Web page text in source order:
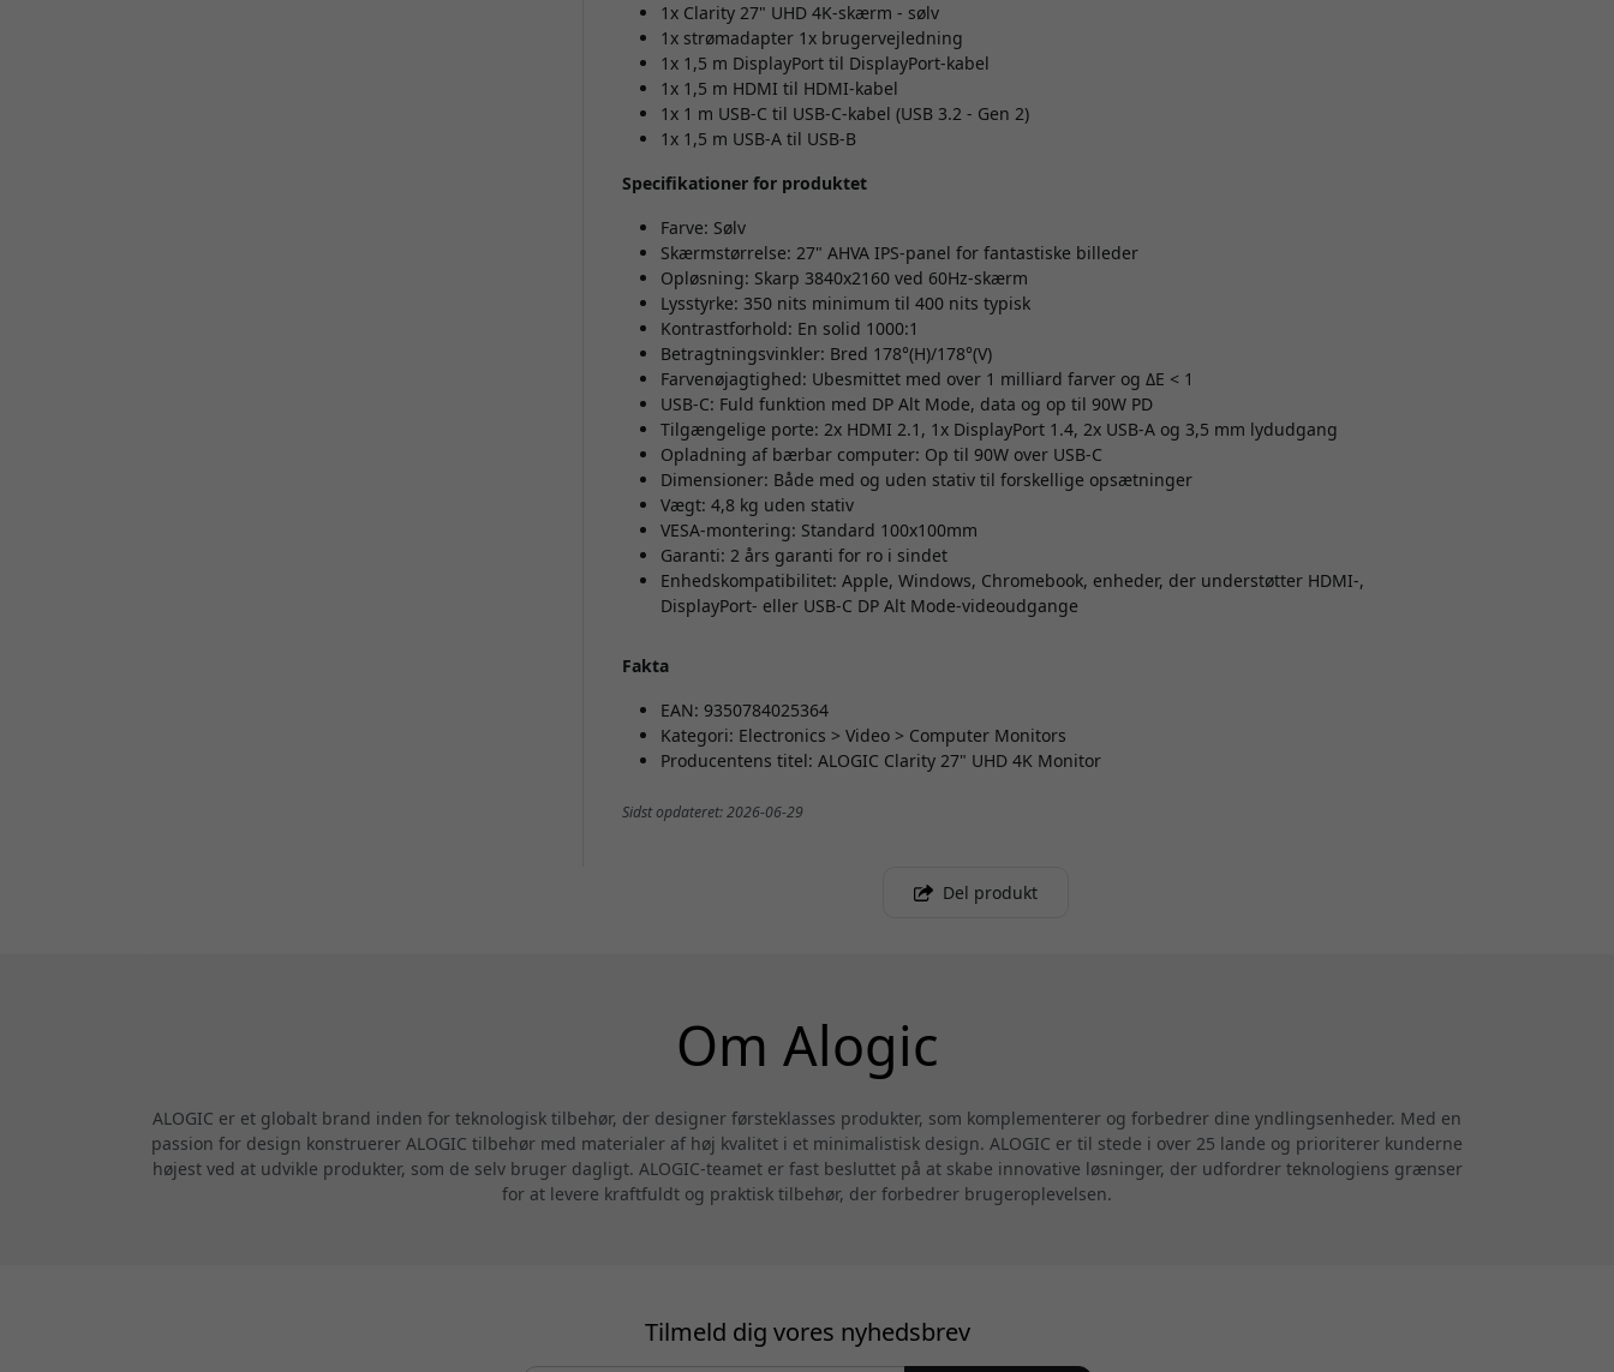
1x Clarity 27" UHD 4K-skærm - sølv
1x strømadapter 1x brugervejledning
1x 1,5 m DisplayPort til DisplayPort-kabel
1x 1,5 m HDMI til HDMI-kabel
1x 1 m USB-C til USB-C-kabel (USB 3.2 - Gen 2)
1x 1,5 m USB-A til USB-B
Specifikationer for produktet
Farve: Sølv
Skærmstørrelse: 27" AHVA IPS-panel for fantastiske billeder
Opløsning: Skarp 3840x2160 ved 60Hz-skærm
Lysstyrke: 350 nits minimum til 400 nits typisk
Kontrastforhold: En solid 1000:1
Betragtningsvinkler: Bred 178°(H)/178°(V)
Farvenøjagtighed: Ubesmittet med over 1 milliard farver og ΔE < 1
USB-C: Fuld funktion med DP Alt Mode, data og op til 90W PD
Tilgængelige porte: 2x HDMI 2.1, 1x DisplayPort 1.4, 2x USB-A og 3,5 mm lydudgang
Opladning af bærbar computer: Op til 90W over USB-C
Dimensioner: Både med og uden stativ til forskellige opsætninger
Vægt: 4,8 kg uden stativ
VESA-montering: Standard 100x100mm
Garanti: 2 års garanti for ro i sindet
Enhedskompatibilitet: Apple, Windows, Chromebook, enheder, der understøtter HDMI-,
DisplayPort- eller USB-C DP Alt Mode-videoudgange
Fakta
EAN: 9350784025364
Kategori: Electronics > Video > Computer Monitors
Producentens titel: ALOGIC Clarity 27" UHD 4K Monitor
Sidst opdateret: 2026-06-29
Del produkt
Om Alogic
ALOGIC er et globalt brand inden for teknologisk tilbehør, der designer førsteklasses produkter, som komplementerer og forbedrer dine yndlingsenheder. Med en
passion for design konstruerer ALOGIC tilbehør med materialer af høj kvalitet i et minimalistisk design. ALOGIC er til stede i over 25 lande og prioriterer kunderne
højest ved at udvikle produkter, som de selv bruger dagligt. ALOGIC-teamet er fast besluttet på at skabe innovative løsninger, der udfordrer teknologiens grænser
for at levere kraftfuldt og praktisk tilbehør, der forbedrer brugeroplevelsen.
Tilmeld dig vores nyhedsbrev